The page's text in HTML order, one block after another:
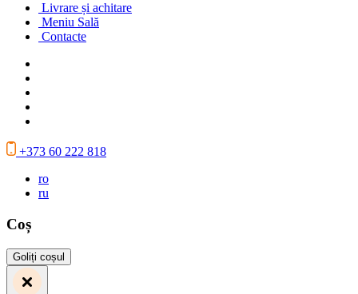
Livrare și achitare
Meniu Sală
Contacte
+373 60 222 818
ro
ru
Coș
Goliți coșul